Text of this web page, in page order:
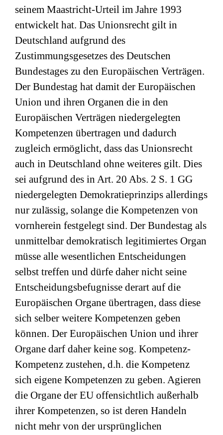
seinem Maastricht-Urteil im Jahre 1993
entwickelt hat. Das Unionsrecht gilt in
Deutschland aufgrund des
Zustimmungsgesetzes des Deutschen
Bundestages zu den Europäischen Verträgen.
Der Bundestag hat damit der Europäischen
Union und ihren Organen die in den
Europäischen Verträgen niedergelegten
Kompetenzen übertragen und dadurch
zugleich ermöglicht, dass das Unionsrecht
auch in Deutschland ohne weiteres gilt. Dies
sei aufgrund des in Art. 20 Abs. 2 S. 1 GG
niedergelegten Demokratieprinzips allerdings
nur zulässig, solange die Kompetenzen von
vornherein festgelegt sind. Der Bundestag als
unmittelbar demokratisch legitimiertes Organ
müsse alle wesentlichen Entscheidungen
selbst treffen und dürfe daher nicht seine
Entscheidungsbefugnisse derart auf die
Europäischen Organe übertragen, dass diese
sich selber weitere Kompetenzen geben
können. Der Europäischen Union und ihrer
Organe darf daher keine sog. Kompetenz-
Kompetenz zustehen, d.h. die Kompetenz
sich eigene Kompetenzen zu geben. Agieren
die Organe der EU offensichtlich außerhalb
ihrer Kompetenzen, so ist deren Handeln
nicht mehr von der ursprünglichen